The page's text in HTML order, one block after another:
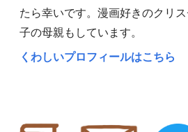
たら幸いです。漫画好きのクリ
子の母親もしています。
くわしいプロフィールはこちら